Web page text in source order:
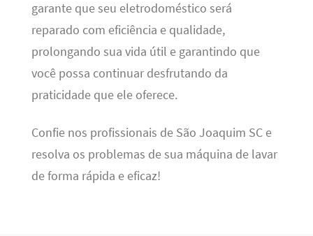
garante que seu eletrodoméstico será
reparado com eficiência e qualidade,
prolongando sua vida útil e garantindo que
você possa continuar desfrutando da
praticidade que ele oferece.
Confie nos profissionais de São Joaquim SC e
resolva os problemas de sua máquina de lavar
de forma rápida e eficaz!